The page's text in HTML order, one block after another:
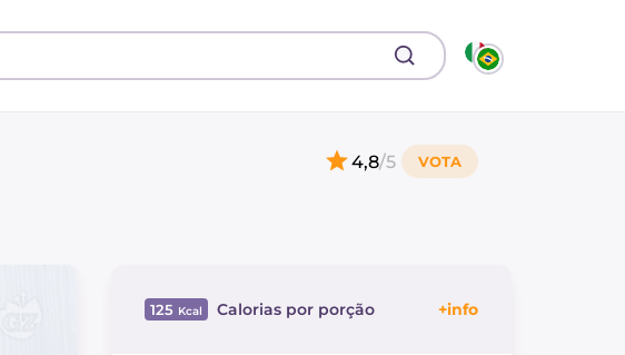
4,8/5
125 Calorias por porção